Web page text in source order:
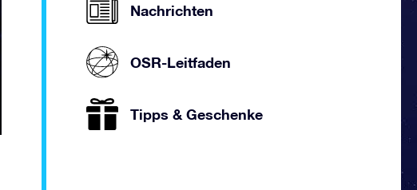
Nachrichten
OSR-Leitfaden
Tipps & Geschenke